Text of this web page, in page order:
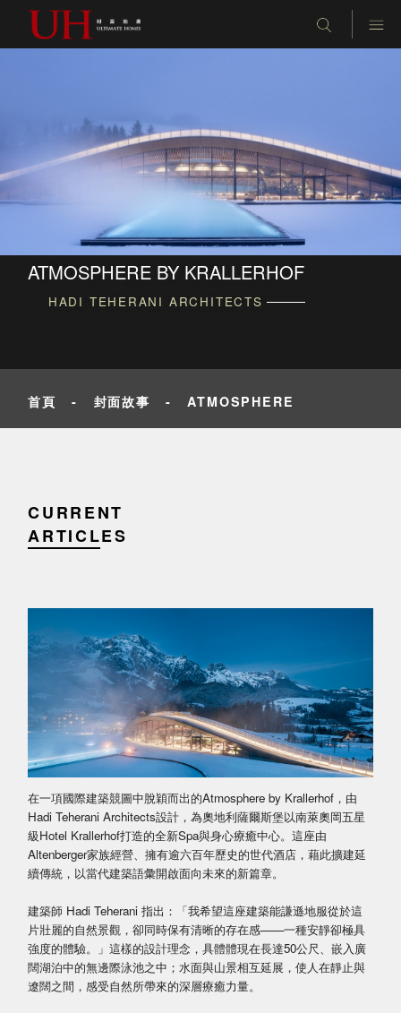
ATMOSPHERE BY KRALLERHOF
HADI TEHERANI ARCHITECTS
首頁 - 封面故事 - ATMOSPHERE
CURRENT
ARTICLES
在一項國際建築競圖中脫穎而出的Atmosphere by Krallerhof，由
Hadi Teherani Architects設計，為奧地利薩爾斯堡以南萊奧岡五星
級Hotel Krallerhof打造的全新Spa與身心療癒中心。這座由
Altenberger家族經營、擁有逾六百年歷史的世代酒店，藉此擴建延
續傳統，以當代建築語彙開啟面向未來的新篇章。
建築師 Hadi Teherani 指出：「我希望這座建築能謙遜地服從於這
片壯麗的自然景觀，卻同時保有清晰的存在感——一種安靜卻極具
強度的體驗。」這樣的設計理念，具體體現在長達50公尺、嵌入廣
闊湖泊中的無邊際泳池之中；水面與山景相互延展，使人在靜止與
遼闊之間，感受自然所帶來的深層療癒力量。